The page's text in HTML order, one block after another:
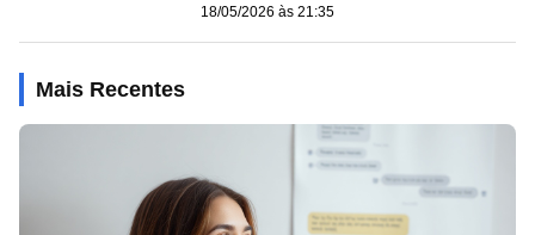
18/05/2026 às 21:35
Mais Recentes